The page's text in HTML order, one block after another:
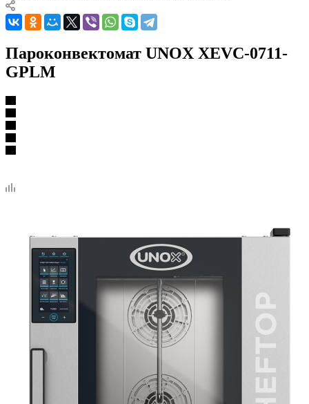
Пароконвектомат UNOX XEVC-0711-
GPLM